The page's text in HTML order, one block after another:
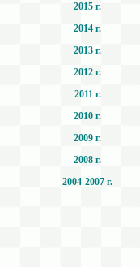
2015 г.
2014 г.
2013 г.
2012 г.
2011 г.
2010 г.
2009 г.
2008 г.
2004-2007 г.